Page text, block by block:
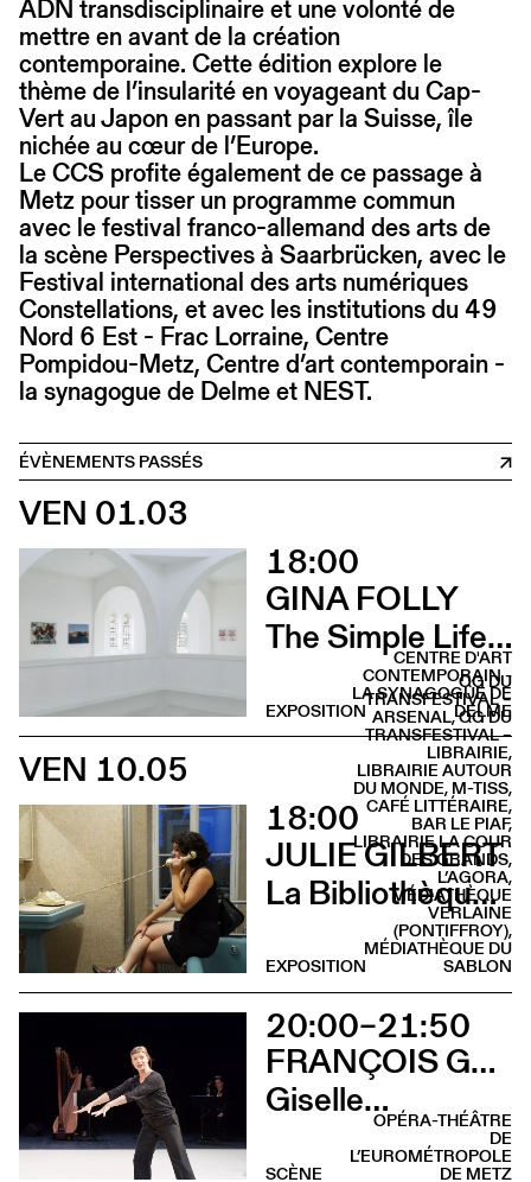
ADN transdisciplinaire et une volonté de
mettre en avant de la création
contemporaine. Cette édition explore le
thème de l’insularité en voyageant du Cap-
Vert au Japon en passant par la Suisse, île
nichée au cœur de l’Europe.
Le CCS profite également de ce passage à
Metz pour tisser un programme commun
avec le festival franco-allemand des arts de
la scène Perspectives à Saarbrücken, avec le
Festival international des arts numériques
Constellations, et avec les institutions du 49
Nord 6 Est - Frac Lorraine, Centre
Pompidou-Metz, Centre d’art contemporain -
la synagogue de Delme et NEST.
ÉVÈNEMENTS PASSÉS
VEN 01.03
18:00
GINA FOLLY
The Simple Life (Vernissage)
CENTRE D'ART
CONTEMPORAIN -
LA SYNAGOGUE DE
DELME
EXPOSITION
VEN 10.05
18:00
JULIE GILBERT
La Bibliothèque sonore des femmes (Vernissage)
QG DU
TRANSFESTIVAL –
ARSENAL, QG DU
TRANSFESTIVAL –
LIBRAIRIE,
LIBRAIRIE AUTOUR
DU MONDE, M-TISS,
CAFÉ LITTÉRAIRE,
BAR LE PIAF,
LIBRAIRIE LA COUR
DES GRANDS,
L’AGORA,
MÉDIATHÈQUE
VERLAINE
(PONTIFFROY),
MÉDIATHÈQUE DU
SABLON
EXPOSITION
20:00–21:50
FRANÇOIS GREMAUD & SAMANTHA VAN WISSEN
Giselle…OPÉRA-THÉÂTRE
DE
L’EUROMÉTROPOLE
DE METZ
SCÈNE